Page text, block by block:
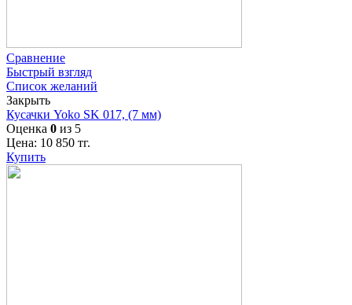
Сравнение
Быстрый взгляд
Список желаний
Закрыть
Кусачки Yoko SK 017, (7 мм)
Оценка 0 из 5
Цена: 10 850 тг.
Купить